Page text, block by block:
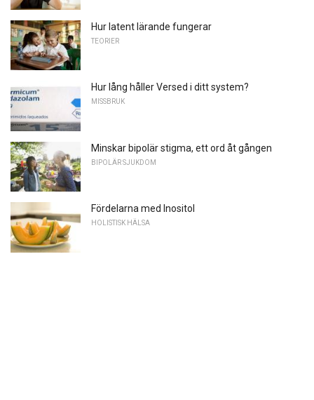
Hur latent lärande fungerar
TEORIER
Hur lång håller Versed i ditt system?
MISSBRUK
Minskar bipolär stigma, ett ord åt gången
BIPOLÄR SJUKDOM
Fördelarna med Inositol
HOLISTISK HÄLSA